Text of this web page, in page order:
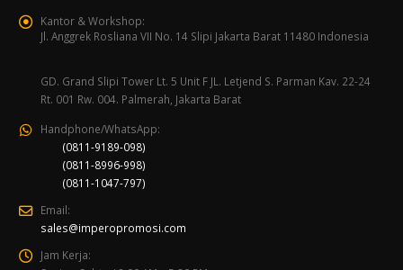
Kantor & Workshop:
Jl. Anggrek Rosliana VII No. 14 Slipi Jakarta Barat 11480 Indonesia
GD. Grand Slipi Tower Lt. 5 Unit F JL. Letjend S. Parman Kav. 22-24
Rt. 001 Rw. 004. Palmerah, Jakarta Barat
Handphone/WhatsApp:
(0811-9189-098)
(0811-8996-998)
(0811-1047-797)
Email:
sales@imperopromosi.com
Jam Kerja: